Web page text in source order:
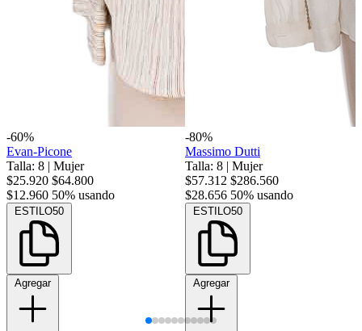
-60%
Evan-Picone
Talla: 8 | Mujer
$25.920 $64.800
$12.960 50% usando
ESTILO50
Agregar
-80%
Massimo Dutti
Talla: 8 | Mujer
$57.312 $286.560
$28.656 50% usando
ESTILO50
Agregar